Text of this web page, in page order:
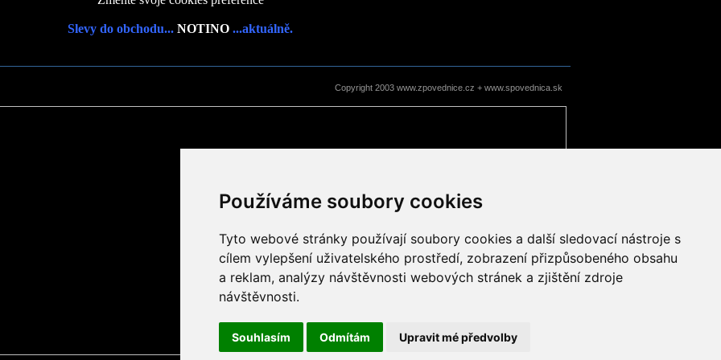
Používáme soubory cookies
Tyto webové stránky používají soubory cookies a další sledovací nástroje s
cílem vylepšení uživatelského prostředí, zobrazení přizpůsobeného obsahu
a reklam, analýzy návštěvnosti webových stránek a zjištění zdroje
návštěvnosti.
Souhlasím Odmítám Upravit mé předvolby
Slevy do obchodu... NOTINO ...aktuálně.
Copyright 2003 www.zpovednice.cz + www.spovednica.sk